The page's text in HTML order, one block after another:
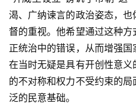
渴、广纳谏言的政治姿态，
督的重视。他希望通过这种
正统治中的错误，从而增强
在当时无疑是具有开创性意
的不对称和权力不受约束的
泛的民意基础。